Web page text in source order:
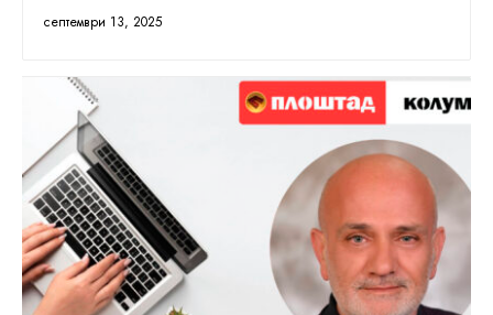
септември 13, 2025